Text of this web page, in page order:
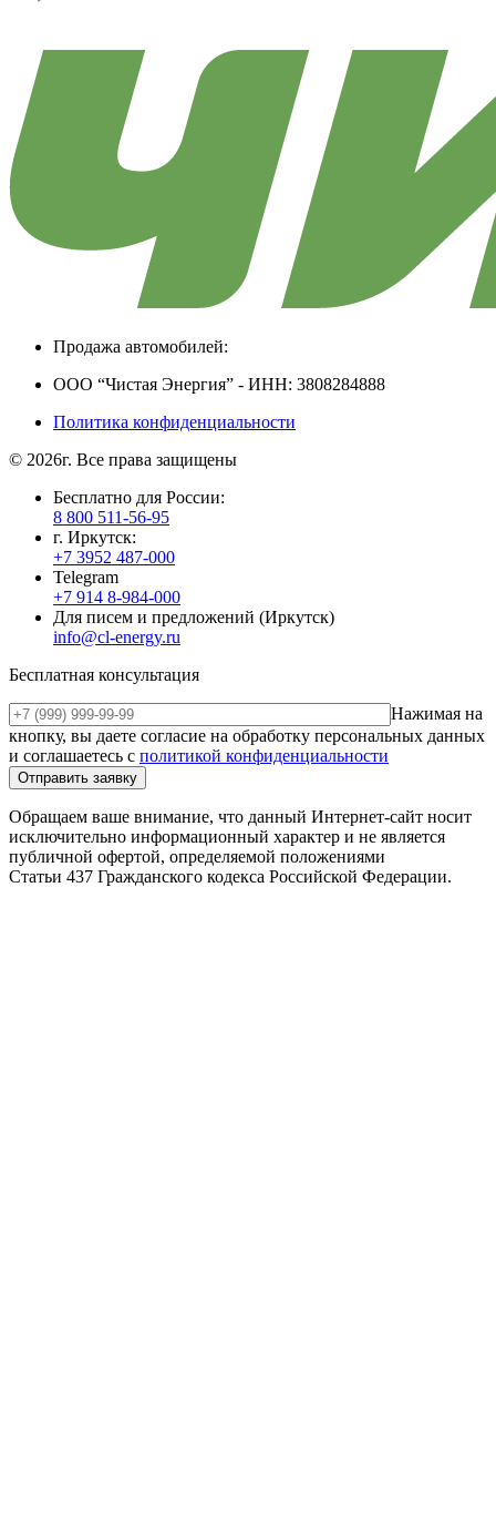
Продажа автомобилей:
ООО “Чистая Энергия” - ИНН: 3808284888
Политика конфиденциальности
© 2026г. Все права защищены
Бесплатно для России:
8 800 511-56-95
г. Иркутск:
+7 3952 487-000
Telegram
+7 914 8-984-000
Для писем и предложений (Иркутск)
info@cl-energy.ru
Бесплатная консультация
Нажимая на
кнопку, вы даете согласие на обработку персональных данных
и соглашаетесь c политикой конфиденциальности
Обращаем ваше внимание, что данный Интернет-сайт носит
исключительно информационный характер и не является
публичной офертой, определяемой положениями
Статьи 437 Гражданского кодекса Российской Федерации.